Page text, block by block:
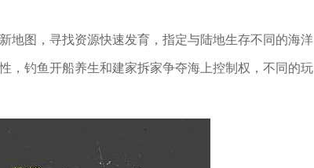
地图，寻找资源快速发育，指定与陆地生存不同的海洋
，钓鱼开船养生和建家拆家争夺海上控制权，不同的玩